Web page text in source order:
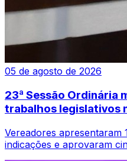
05 de agosto de 2026
23ª Sessão Ordinária
trabalhos legislativos
Vereadores apresentaram
indicações e aprovaram